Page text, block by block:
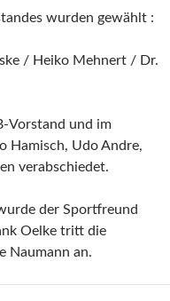
wurden gewählt :
/ Heiko Mehnert / Dr.
Vorstand und im
Hamisch, Udo Andre,
verabschiedet.
der Sportfreund
Oelke tritt die
Naumann an.